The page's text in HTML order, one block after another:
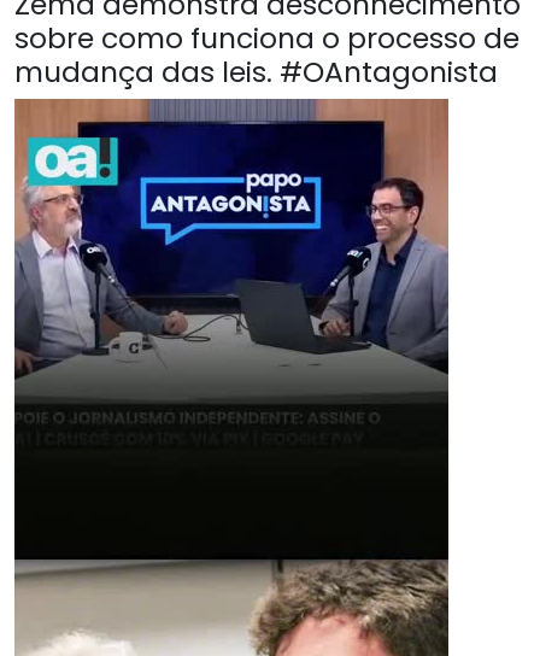
sobre como funciona o processo de
mudança das leis. #OAntagonista